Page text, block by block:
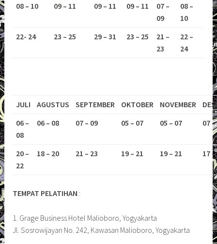
08 – 10
09 – 11 09 – 11 09 – 11
07 –
09
08 –
10
22- 24
23 – 25 29 – 31 23 – 25
21 –
23
22 –
24
JULI AGUSTUS SEPTEMBER OKTOBER NOVEMBER
06 –
08
06 – 08 07 – 09 05 – 07 05 – 07 07
20 –
22
18 – 20 21 – 23 19 – 21 19 – 21 17
TEMPAT PELATIHAN :
1. Grage Business Hotel Malioboro, Yogyakarta
Jl. Sosrowijayan No. 242, Kawasan Malioboro, Yogyakarta